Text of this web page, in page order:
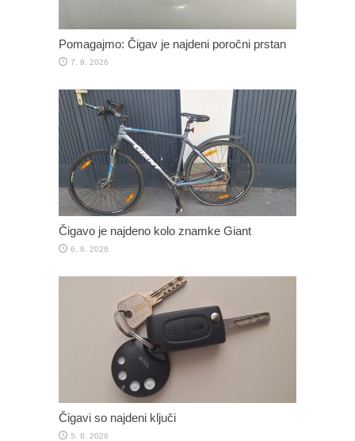
Pomagajmo: Čigav je najdeni poročni prstan
7. 8. 2026
Čigavo je najdeno kolo znamke Giant
6. 8. 2026
Čigavi so najdeni ključi
5. 8. 2026